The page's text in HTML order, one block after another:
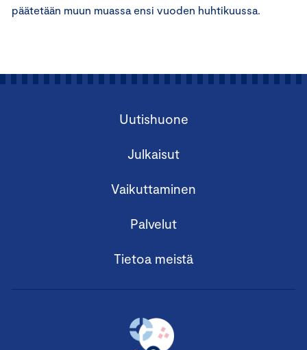
päätetään muun muassa ensi vuoden huhtikuussa.
Uutishuone
Julkaisut
Vaikuttaminen
Palvelut
Tietoa meistä